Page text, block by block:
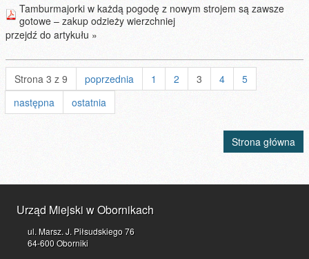
Tamburmajorki w każdą pogodę z nowym strojem są zawsze
gotowe – zakup odzieży wierzchniej
przejdź do artykułu »
Strona 3 z 9 poprzednia 1 2 3 4
5
następna
ostatnia
Strona główna
Urząd Miejski w Obornikach
ul. Marsz. J. Piłsudskiego 76
64-600 Oborniki